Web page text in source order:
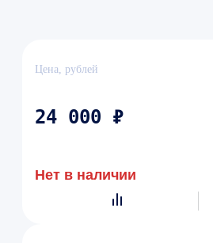
Цена, рублей
24 000 ₽
Нет в наличии